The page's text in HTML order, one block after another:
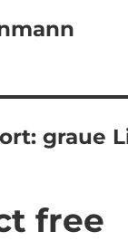
graue
free